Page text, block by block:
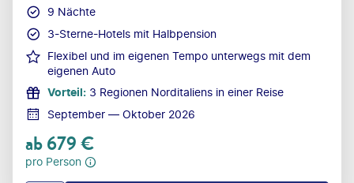
9 Nächte
3-Sterne-Hotels mit Halbpension
Flexibel und im eigenen Tempo unterwegs mit dem
eigenen Auto
Vorteil: 3 Regionen Norditaliens in einer Reise
September — Oktober 2026
ab679€
pro Person